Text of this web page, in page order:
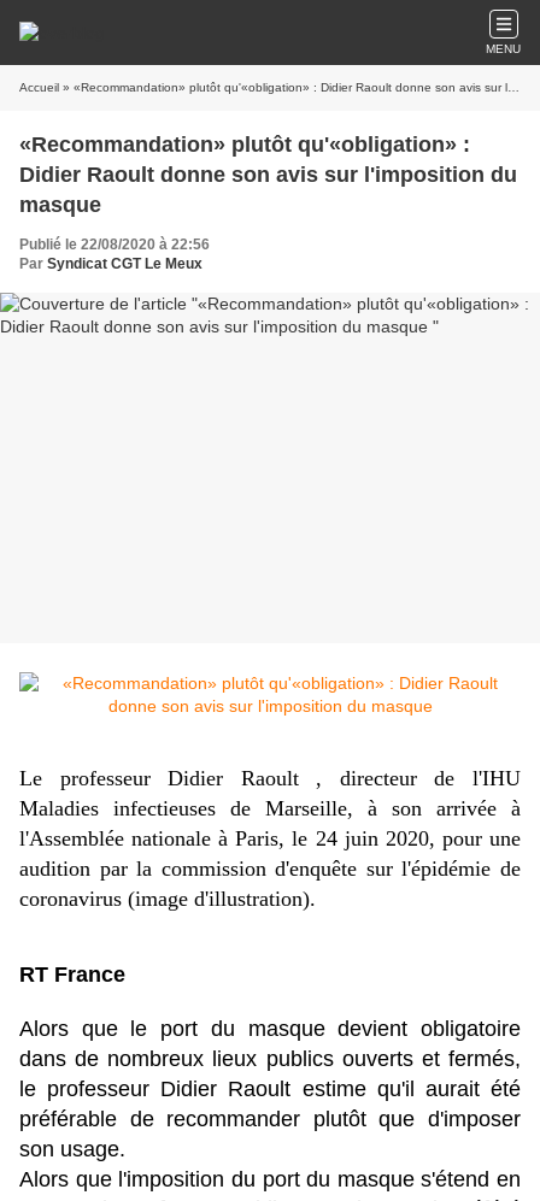
MENU
Accueil » «Recommandation» plutôt qu'«obligation» : Didier Raoult donne son avis sur l'imposition du masque
«Recommandation» plutôt qu'«obligation» :
Didier Raoult donne son avis sur l'imposition du
masque
Publié le 22/08/2020 à 22:56
Par Syndicat CGT Le Meux
Le professeur Didier Raoult , directeur de l'IHU
Maladies infectieuses de Marseille, à son arrivée à
l'Assemblée nationale à Paris, le 24 juin 2020, pour une
audition par la commission d'enquête sur l'épidémie de
coronavirus (image d'illustration).
RT France
Alors que le port du masque devient obligatoire
dans de nombreux lieux publics ouverts et fermés,
le professeur Didier Raoult estime qu'il aurait été
préférable de recommander plutôt que d'imposer
son usage.
Alors que l'imposition du port du masque s'étend en